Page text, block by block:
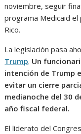
noviembre, seguir
programa Medicaid
Rico.
La legislación pasa
Trump. Un
intención de Trump
evitar un cierre
medianoche del 30
año fiscal federal.
El liderato del